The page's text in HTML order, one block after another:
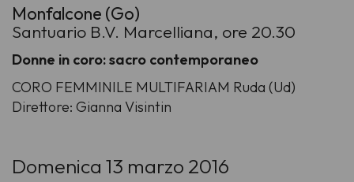
Monfalcone (Go)
Santuario B.V. Marcelliana, ore 20.30
Donne in coro: sacro contemporaneo
CORO FEMMINILE MULTIFARIAM Ruda (Ud)
Direttore: Gianna Visintin
Domenica 13 marzo 2016